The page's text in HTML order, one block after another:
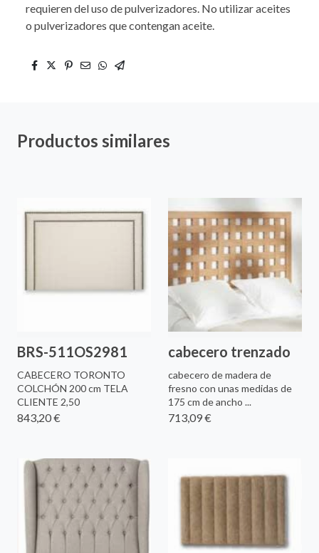
requieren del uso de pulverizadores. No utilizar aceites
o pulverizadores que contengan aceite.
Productos similares
BRS-511OS2981
CABECERO TORONTO
COLCHÓN 200 cm TELA
CLIENTE 2,50
843,20 €
cabecero trenzado
cabecero de madera de
fresno con unas medidas de
175 cm de ancho ...
713,09 €